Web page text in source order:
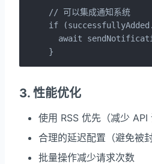
// 可以集成通知系统
if
await
}
3. 性能优化
使用 RSS 优先（减少 API
合理的延迟配置（避免被封
批量操作减少请求次数